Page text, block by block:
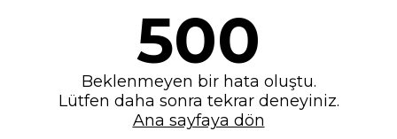
500
Beklenmeyen bir hata oluştu.
Lütfen daha sonra tekrar deneyiniz.
Ana sayfaya dön